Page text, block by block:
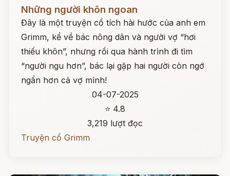
Những người khôn ngoan
Đây là một truyện cổ tích hài hước của anh em
Grimm, kể về bác nông dân và người vợ “hơi
thiếu khôn”, nhưng rồi qua hành trình đi tìm
“người ngu hơn”, bác lại gặp hai người còn ngớ
ngẩn hơn cả vợ mình!
04-07-2025
⭐ 4.8
3,219 lượt đọc
Truyện cổ Grimm